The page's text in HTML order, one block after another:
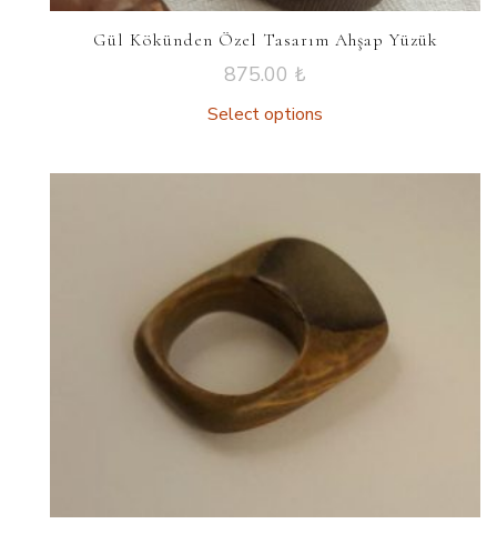
Gül Kökünden Özel Tasarım Ahşap Yüzük
875.00 ₺
Select options